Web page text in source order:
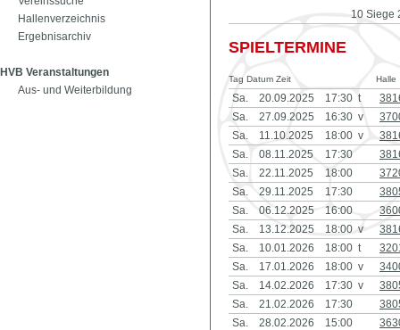
Hallenverzeichnis
Ergebnisarchiv
HVB Veranstaltungen
Aus- und Weiterbildung
10 Siege
SPIELTERMINE
Tag Datum Zeit Halle
Sa. 20.09.2025 17:30 t
Sa.
27.09.2025 16:30 v
Sa.
11.10.2025 18:00 v
Sa.
08.11.2025 17:30
Sa.
22.11.2025 18:00
Sa.
29.11.2025 17:30
Sa.
06.12.2025 16:00
Sa.
13.12.2025 18:00 v
Sa.
10.01.2026 18:00 t
Sa.
17.01.2026 18:00 v
Sa.
14.02.2026 17:30 v
Sa.
21.02.2026 17:30
Sa.
28.02.2026 15:00